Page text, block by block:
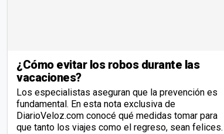
¿Cómo evitar los robos durante las
vacaciones?
Los especialistas aseguran que la prevención es
fundamental. En esta nota exclusiva de
DiarioVeloz.com conocé qué medidas tomar para
que tanto los viajes como el regreso, sean felices.